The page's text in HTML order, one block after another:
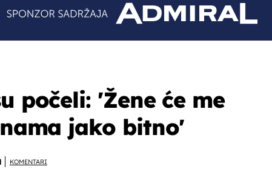
počeli: 'Žene će me
jako bitno'
KOMENTARI